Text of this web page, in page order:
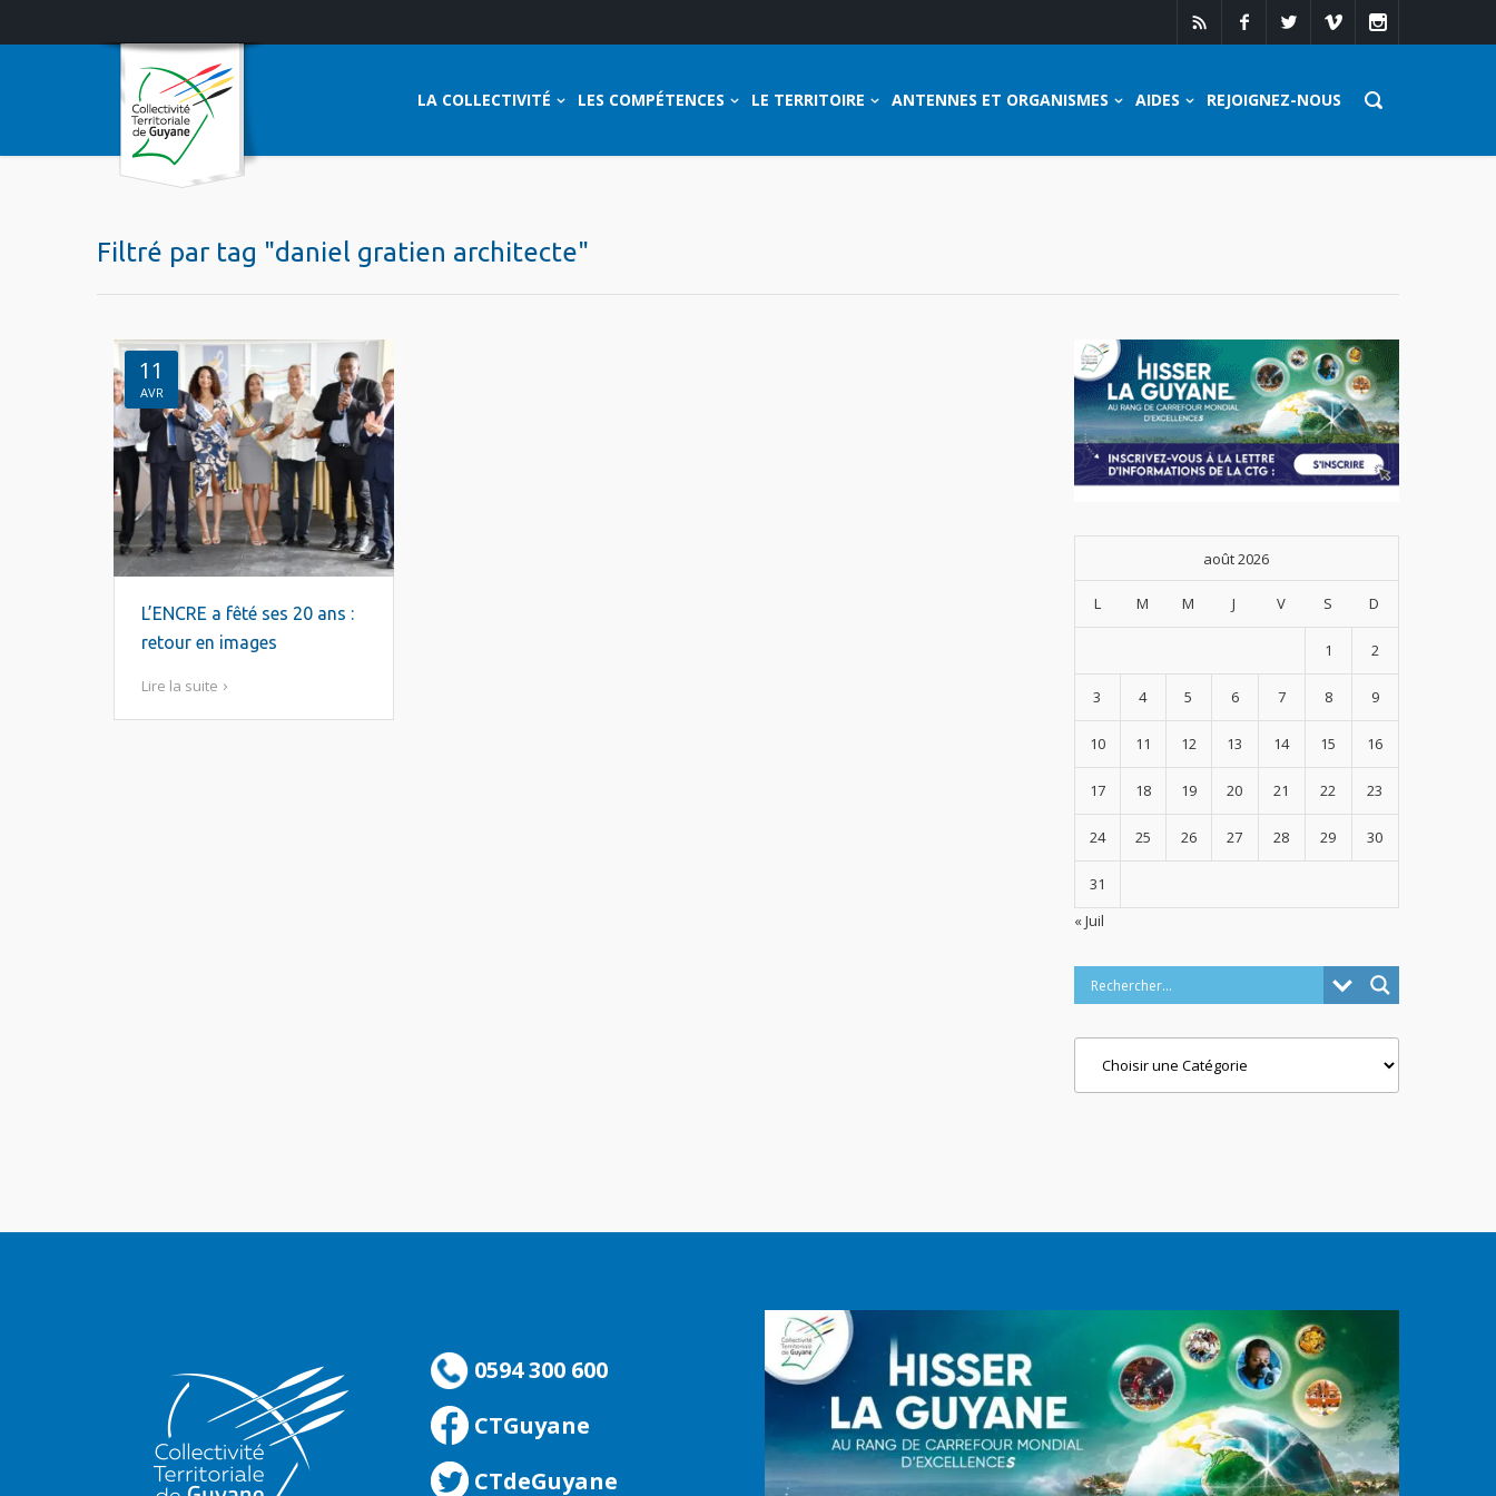
LA COLLECTIVITÉ LES COMPÉTENCES LE TERRITOIRE ANTENNES ET ORGANISMES AIDES REJOIGNEZ-NOUS
Filtré par tag "daniel gratien architecte"
11
AVR
L’ENCRE a fêté ses 20 ans :
retour en images
Lire la suite
août 2026
L M M J V S D
1 2
3 4 5 6 7 8 9
10 11 12 13 14 15 16
17 18 19 20 21 22 23
24 25 26 27 28 29 30
31
« Juil
0594 300 600
CTGuyane
CTdeGuyane